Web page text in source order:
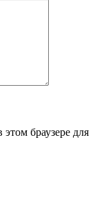
браузере для